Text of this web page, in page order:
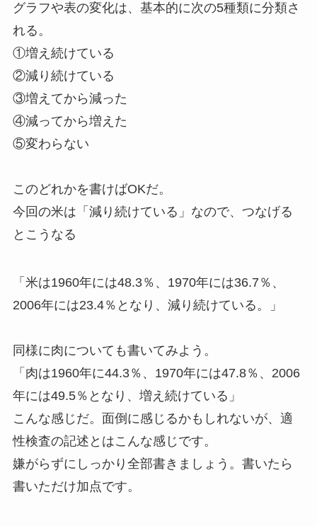
グラフや表の変化は、基本的に次の5種類に分類さ
れる。
①増え続けている
②減り続けている
③増えてから減った
④減ってから増えた
⑤変わらない
このどれかを書けばOKだ。
今回の米は「減り続けている」なので、つなげる
とこうなる
「米は1960年には48.3％、1970年には36.7％、
2006年には23.4％となり、減り続けている。」
同様に肉についても書いてみよう。
「肉は1960年に44.3％、1970年には47.8％、2006
年には49.5％となり、増え続けている」
こんな感じだ。面倒に感じるかもしれないが、適
性検査の記述とはこんな感じです。
嫌がらずにしっかり全部書きましょう。書いたら
書いただけ加点です。